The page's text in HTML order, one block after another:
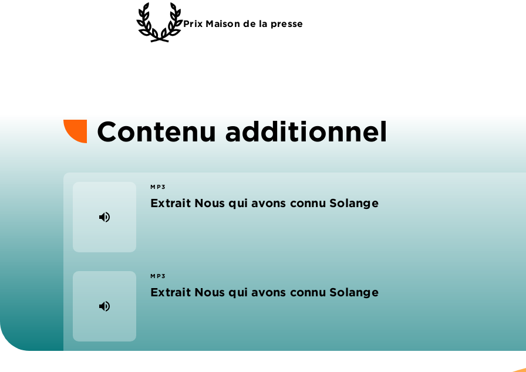
Prix Maison de la presse
Contenu additionnel
volume_up
MP3
Extrait Nous qui avons connu Solange
volume_up
MP3
Extrait Nous qui avons connu Solange